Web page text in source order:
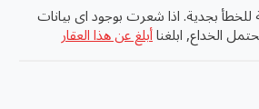
للخطأ بجدية. اذا شعرت بوجود اى بيانات
الخداع, ابلغنا أبلغ عن هذا العقار